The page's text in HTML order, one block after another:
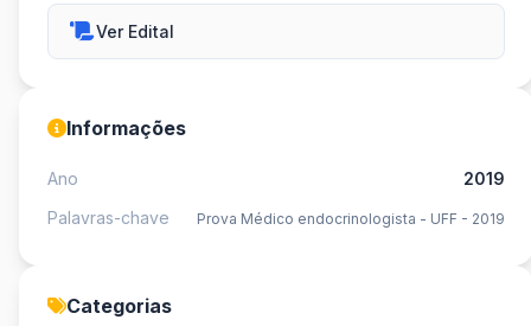
Ver Edital
Informações
Ano
2019
Palavras-chave
Prova Médico endocrinologista - UFF - 2019
Categorias